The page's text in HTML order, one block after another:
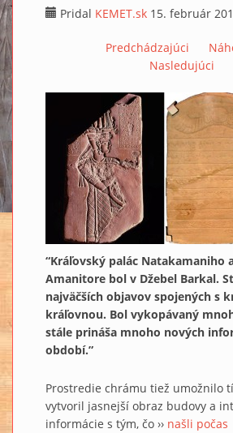
Pridal KEMET.sk 15. február
Predchádzajúci
Nasledujúci
“Kráľovský palác Natakamaniho
Amanitore bol v Džebel Barkal.
najväčších objavov spojených s
kráľovnou. Bol vykopávaný
stále prináša mnoho nových
období.”
Prostredie chrámu tiež umožnilo
vytvoril jasnejší obraz budovy a
informácie s tým, čo ›› našli počas